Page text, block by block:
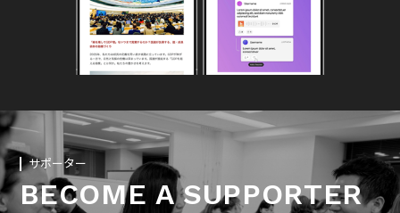
サポーター
BECOME A SUPPORTER